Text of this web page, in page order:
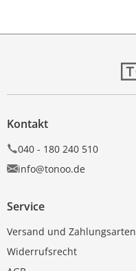
Kontakt
040 - 180 240 510
info@tonoo.de
Service
Versand und Zahlungsarten
Widerrufsrecht